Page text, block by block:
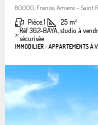
80000, France, Amiens - Saint
Pièce:1 25 m²
>:Réf 362-BAYA, studio à
sécurisée.
IMMOBILIER - APPARTEMENTS À